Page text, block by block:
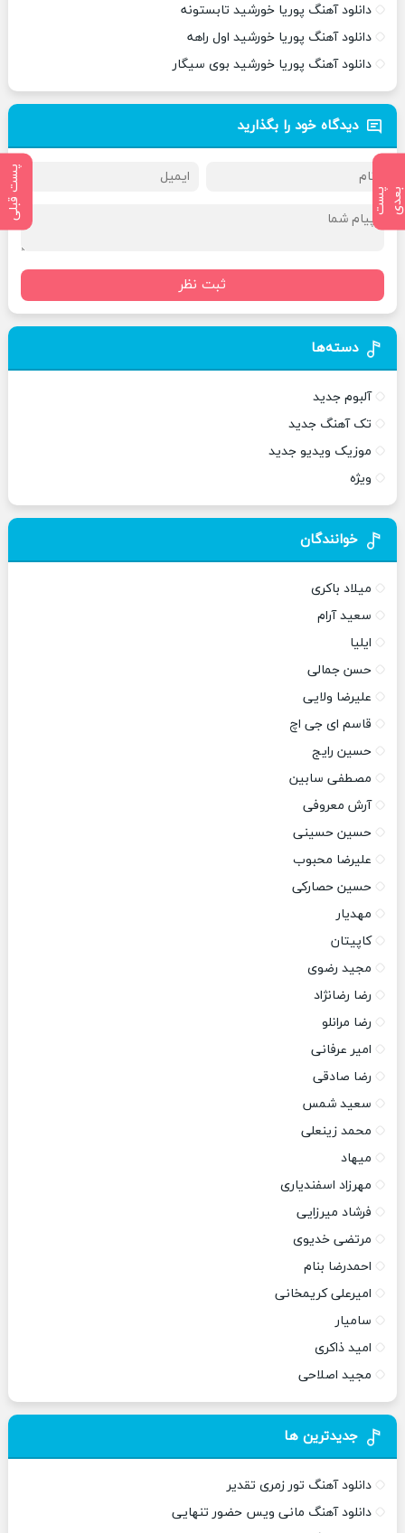
پ
س
ت
ب
ع
د ی پست قبلی
دانلود آهنگ پوریا خورشید تابستونه
دانلود آهنگ پوریا خورشید اول راهه
دانلود آهنگ پوریا خورشید بوی سیگار
دیدگاه خود را بگذارید
ثبت نظر
دسته‌ها
آلبوم جدید
تک آهنگ جدید
موزیک ویدیو جدید
ویژه
خوانندگان
میلاد باکری
سعید آرام
ایلیا
حسن جمالی
علیرضا ولایی
قاسم ای جی اچ
حسین رایج
مصطفی سابین
آرش معروفی
حسین حسینی
علیرضا محبوب
حسین حصارکی
مهدیار
کاپیتان
مجید رضوی
رضا رضانژاد
رضا مرانلو
امیر عرفانی
رضا صادقی
سعید شمس
محمد زینعلی
میهاد
مهرزاد اسفندیاری
فرشاد میرزایی
مرتضی خدیوی
احمدرضا بنام
امیرعلی کریمخانی
سامیار
امید ذاکری
مجید اصلاحی
جدیدترین ها
دانلود آهنگ تور زمری تقدیر
دانلود آهنگ مانی ویس حضور تنهایی